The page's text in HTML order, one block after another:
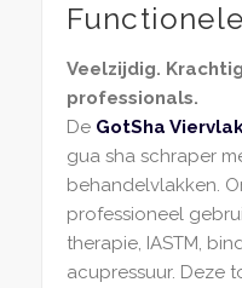
Veelzijdig.
professionals.
De GotSha Viervlak
gua sha schraper
behandelvlakken.
professioneel
therapie, IASTM,
acupressuur. Deze